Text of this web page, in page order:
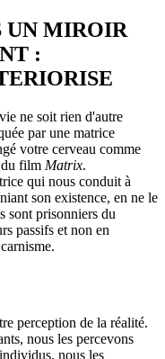
UN MIROIR
:
ne soit rien d'autre
par une matrice
votre cerveau comme
du film Matrix.
qui nous conduit à
son existence, en ne le
sont prisonniers du
passifs et non en
perception de la réalité.
nous les percevons
nous les